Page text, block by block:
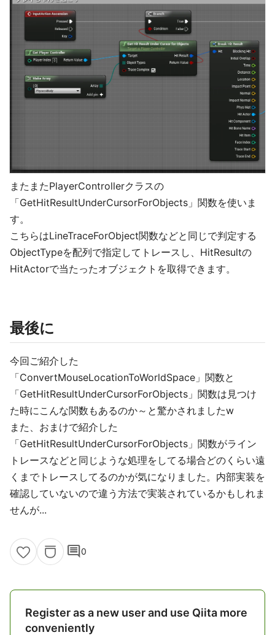
またまたPlayerControllerクラスの
「GetHitResultUnderCursorForObjects」関数を使いま
す。
こちらはLineTraceForObject関数などと同じで判定する
ObjectTypeを配列で指定してトレースし、HitResultの
HitActorで当たったオブジェクトを取得できます。
最後に
今回ご紹介した
「ConvertMouseLocationToWorldSpace」関数と
「GetHitResultUnderCursorForObjects」関数は見つけ
た時にこんな関数もあるのか～と驚かされましたw
また、おまけで紹介した
「GetHitResultUnderCursorForObjects」関数がライン
トレースなどと同じような処理をしてる場合どのくらい遠
くまでトレースしてるのかが気になりました。内部実装を
確認していないので違う方法で実装されているかもしれま
せんが...
comment0
Register as a new user and use Qiita more
conveniently